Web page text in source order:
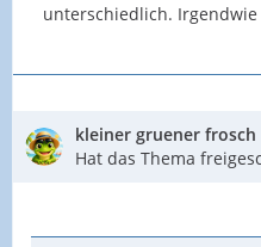
unterschiedlich.
kleiner gruener frosch
Hat das Thema